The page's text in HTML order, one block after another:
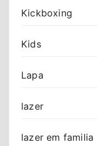
Kickboxing
Kids
Lapa
lazer
lazer em familia